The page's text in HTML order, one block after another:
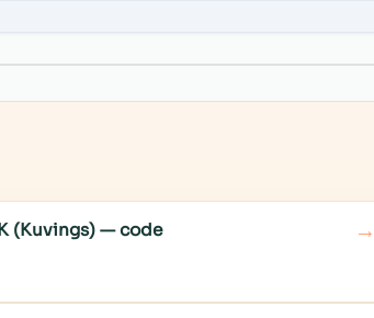
(Kuvings) — code →